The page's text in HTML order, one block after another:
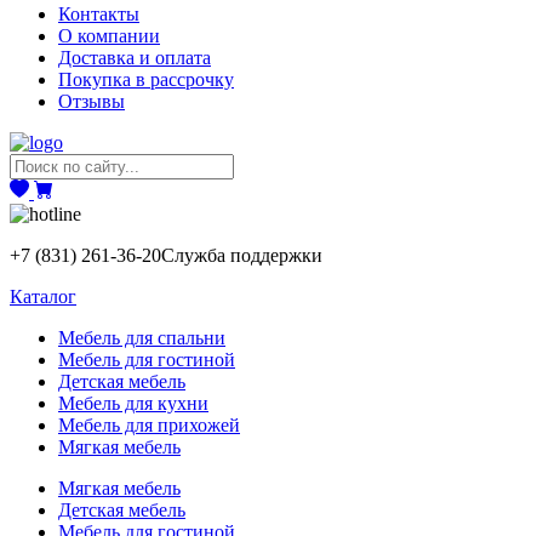
Контакты
О компании
Доставка и оплата
Покупка в рассрочку
Отзывы
+7 (831) 261-36-20Служба поддержки
Каталог
Мебель для спальни
Мебель для гостиной
Детская мебель
Мебель для кухни
Мебель для прихожей
Мягкая мебель
Мягкая мебель
Детская мебель
Мебель для гостиной